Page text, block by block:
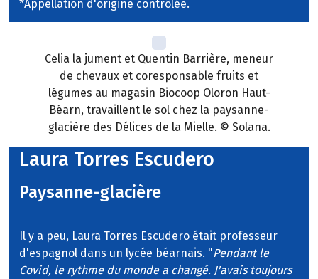
*Appellation d'origine contrôlée.
Celia la jument et Quentin Barrière, meneur
de chevaux et coresponsable fruits et
légumes au magasin Biocoop Oloron Haut-
Béarn, travaillent le sol chez la paysanne-
glacière des Délices de la Mielle. © Solana.
Laura Torres Escudero
Paysanne-glacière
Il y a peu, Laura Torres Escudero était professeur
d'espagnol dans un lycée béarnais. "Pendant le
Covid, le rythme du monde a changé. J'avais toujours